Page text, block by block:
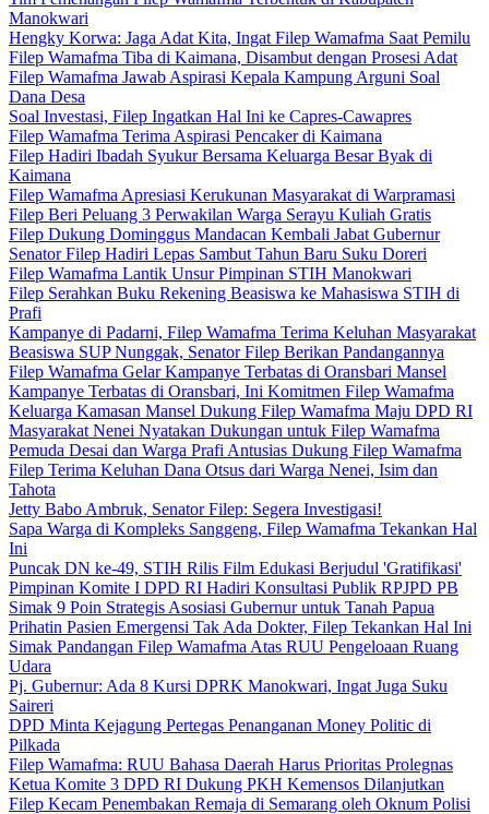
Manokwari
Hengky Korwa: Jaga Adat Kita, Ingat Filep Wamafma Saat Pemilu
Filep Wamafma Tiba di Kaimana, Disambut dengan Prosesi Adat
Filep Wamafma Jawab Aspirasi Kepala Kampung Arguni Soal
Dana Desa
Soal Investasi, Filep Ingatkan Hal Ini ke Capres-Cawapres
Filep Wamafma Terima Aspirasi Pencaker di Kaimana
Filep Hadiri Ibadah Syukur Bersama Keluarga Besar Byak di
Kaimana
Filep Wamafma Apresiasi Kerukunan Masyarakat di Warpramasi
Filep Beri Peluang 3 Perwakilan Warga Serayu Kuliah Gratis
Filep Dukung Dominggus Mandacan Kembali Jabat Gubernur
Senator Filep Hadiri Lepas Sambut Tahun Baru Suku Doreri
Filep Wamafma Lantik Unsur Pimpinan STIH Manokwari
Filep Serahkan Buku Rekening Beasiswa ke Mahasiswa STIH di
Prafi
Kampanye di Padarni, Filep Wamafma Terima Keluhan Masyarakat
Beasiswa SUP Nunggak, Senator Filep Berikan Pandangannya
Filep Wamafma Gelar Kampanye Terbatas di Oransbari Mansel
Kampanye Terbatas di Oransbari, Ini Komitmen Filep Wamafma
Keluarga Kamasan Mansel Dukung Filep Wamafma Maju DPD RI
Masyarakat Nenei Nyatakan Dukungan untuk Filep Wamafma
Pemuda Desai dan Warga Prafi Antusias Dukung Filep Wamafma
Filep Terima Keluhan Dana Otsus dari Warga Nenei, Isim dan
Tahota
Jetty Babo Ambruk, Senator Filep: Segera Investigasi!
Sapa Warga di Kompleks Sanggeng, Filep Wamafma Tekankan Hal
Ini
Puncak DN ke-49, STIH Rilis Film Edukasi Berjudul 'Gratifikasi'
Pimpinan Komite I DPD RI Hadiri Konsultasi Publik RPJPD PB
Simak 9 Poin Strategis Asosiasi Gubernur untuk Tanah Papua
Prihatin Pasien Emergensi Tak Ada Dokter, Filep Tekankan Hal Ini
Simak Pandangan Filep Wamafma Atas RUU Pengeloaan Ruang
Udara
Pj. Gubernur: Ada 8 Kursi DPRK Manokwari, Ingat Juga Suku
Saireri
DPD Minta Kejagung Pertegas Penanganan Money Politic di
Pilkada
Filep Wamafma: RUU Bahasa Daerah Harus Prioritas Prolegnas
Ketua Komite 3 DPD RI Dukung PKH Kemensos Dilanjutkan
Filep Kecam Penembakan Remaja di Semarang oleh Oknum Polisi